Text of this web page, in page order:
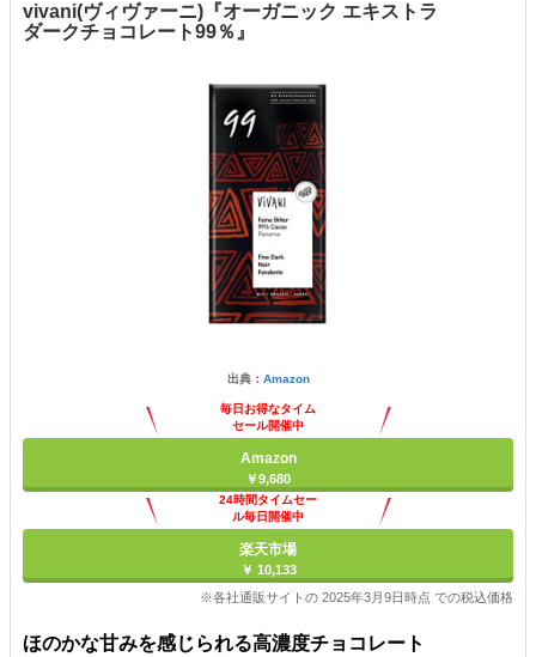
vivani(ヴィヴァーニ)『オーガニック エキストラ
ダークチョコレート99％』
出典： Amazon
毎日お得なタイム
セール開催中
Amazon
￥9,680
24時間タイムセー
ル毎日開催中
楽天市場
￥ 10,133
※各社通販サイトの 2025年3月9日時点 での税込価格
ほのかな甘みを感じられる高濃度チョコレート